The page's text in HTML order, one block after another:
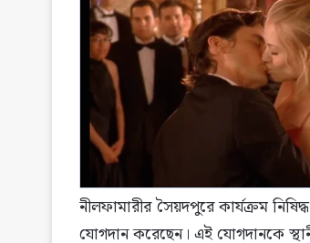
নীলফামারীর সৈয়দপুরে কার্যক্রম
যোগদান করেছেন। এই যোগদানকে